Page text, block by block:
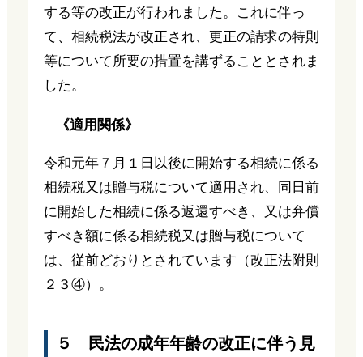
する等の改正が行われました。これに伴っ
て、相続税法が改正され、更正の請求の特則
等について所要の措置を講ずることとされま
した。
《適用関係》
令和元年７月１日以後に開始する相続に係る
相続税又は贈与税について適用され、同日前
に開始した相続に係る返還すべき、又は弁償
すべき額に係る相続税又は贈与税について
は、従前どおりとされています（改正法附則
２３④）。
５ 民法の成年年齢の改正に伴う見